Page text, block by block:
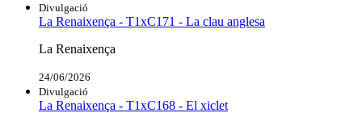
Divulgació
La Renaixença - T1xC171 - La clau anglesa
La Renaixença
24/06/2026
Divulgació
La Renaixença - T1xC168 - El xiclet